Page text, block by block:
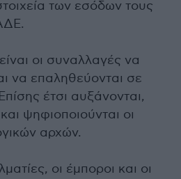
των εσόδων τους
οι συναλλαγές να
να επαληθεύονται σε
έτσι αυξάνονται,
ψηφιοποιούνται οι
αρχών.
οι έμποροι και οι